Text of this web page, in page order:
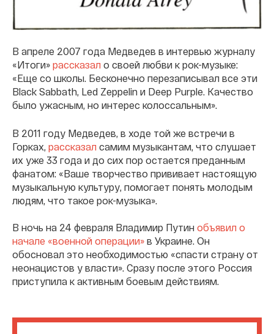
В апреле 2007 года Медведев в интервью журналу
«Итоги» рассказал о своей любви к рок-музыке:
«Еще со школы. Бесконечно перезаписывал все эти
Black Sabbath, Led Zeppelin и Deep Purple. Качество
было ужасным, но интерес колоссальным».
В 2011 году Медведев, в ходе той же встречи в
Горках, рассказал самим музыкантам, что слушает
их уже 33 года и до сих пор остается преданным
фанатом: «Ваше творчество прививает настоящую
музыкальную культуру, помогает понять молодым
людям, что такое рок-музыка».
В ночь на 24 февраля Владимир Путин объявил о
начале «военной операции» в Украине. Он
обосновал это необходимостью «спасти страну от
неонацистов у власти». Сразу после этого Россия
приступила к активным боевым действиям.